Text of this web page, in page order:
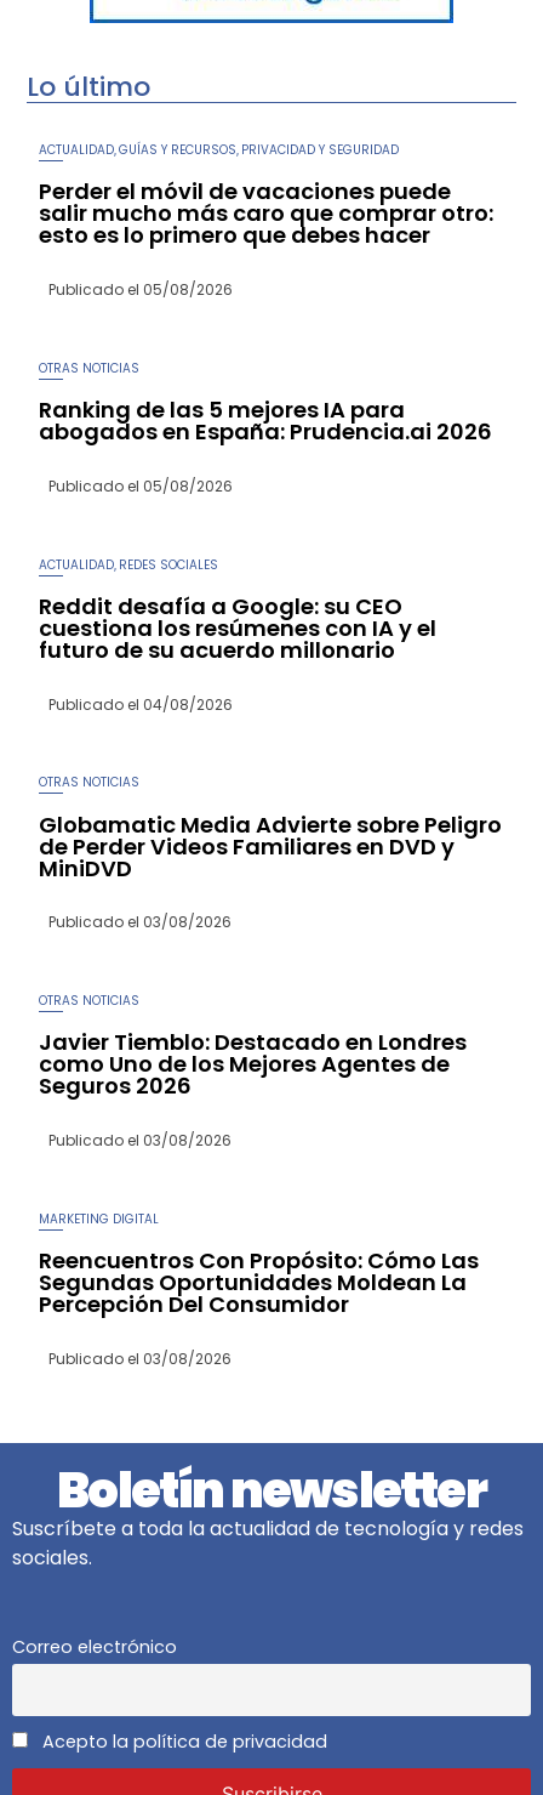
Lo último
ACTUALIDAD ,GUÍAS Y RECURSOS PRIVACIDAD Y SEGURIDAD
Perder el móvil de vacaciones puede
salir mucho más caro que comprar otro:
esto es lo primero que debes hacer
Publicado el 05/08/2026
OTRAS NOTICIAS
Ranking de las 5 mejores IA para
abogados en España: Prudencia.ai 2026
Publicado el 05/08/2026
ACTUALIDAD REDES SOCIALES
Reddit desafía a Google: su CEO
cuestiona los resúmenes con IA y el
futuro de su acuerdo millonario
Publicado el 04/08/2026
OTRAS NOTICIAS
Globamatic Media Advierte sobre Peligro
de Perder Videos Familiares en DVD y
MiniDVD
Publicado el 03/08/2026
OTRAS NOTICIAS
Javier Tiemblo: Destacado en Londres
como Uno de los Mejores Agentes de
Seguros 2026
Publicado el 03/08/2026
MARKETING DIGITAL
Reencuentros Con Propósito: Cómo Las
Segundas Oportunidades Moldean La
Percepción Del Consumidor
Publicado el 03/08/2026
Boletín newsletter
Suscríbete a toda la actualidad de tecnología y redes
sociales.
Correo electrónico
Acepto la política de privacidad